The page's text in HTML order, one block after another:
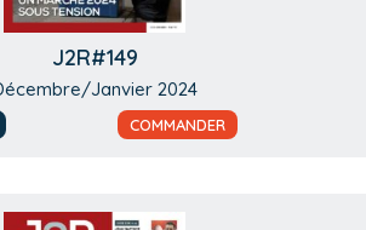
J2R#149
Janvier 2024
COMMANDER